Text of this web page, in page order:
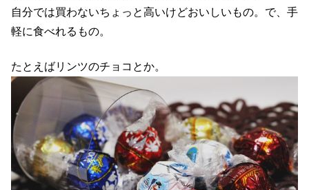
自分では買わないちょっと高いけどおいしいもの。で、手
軽に食べれるもの。
たとえばリンツのチョコとか。